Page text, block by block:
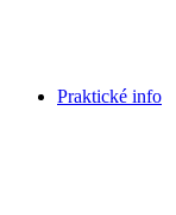
Praktické info